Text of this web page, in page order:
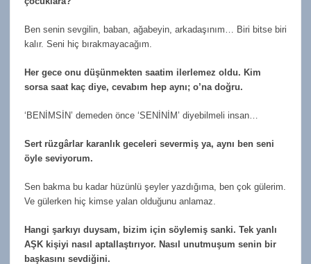
Ben senin sevgilin, baban, ağabeyin, arkadaşınım… Biri bitse biri
kalır. Seni hiç bırakmayacağım.
Her gece onu düşünmekten saatim ilerlemez oldu. Kim
sorsa saat kaç diye, cevabım hep aynı; o’na doğru.
‘BENİMSİN’ demeden önce ‘SENİNİM’ diyebilmeli insan…
Sert rüzgârlar karanlık geceleri severmiş ya, aynı ben seni
öyle seviyorum.
Sen bakma bu kadar hüzünlü şeyler yazdığıma, ben çok gülerim.
Ve gülerken hiç kimse yalan olduğunu anlamaz.
Hangi şarkıyı duysam, bizim için söylemiş sanki. Tek yanlı
AŞK kişiyi nasıl aptallaştırıyor. Nasıl unutmuşum senin bir
başkasını sevdiğini.